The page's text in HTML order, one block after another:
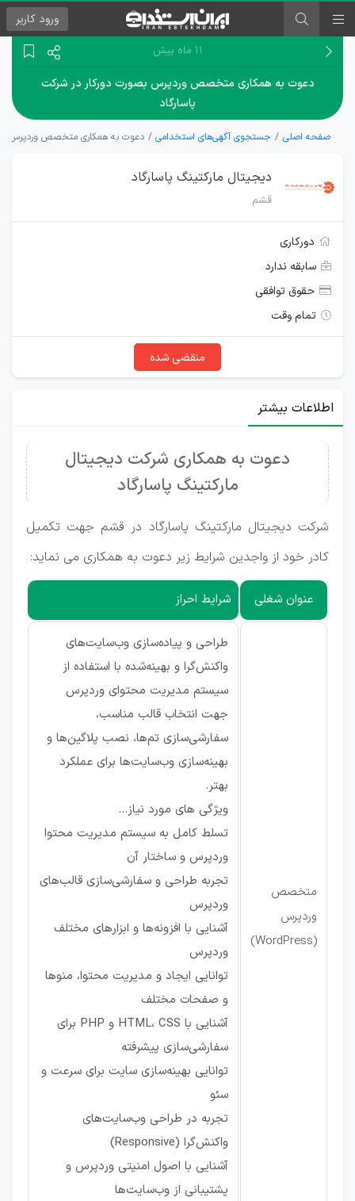
ورود کاربر
۱۱ ماه پیش
دعوت به همکاری متخصص وردپرس بصورت دورکار در شرکت
پاسارگاد
صفحه اصلی جستجوی آگهی‌های استخدامی دعوت به همکاری متخصص وردپرس
دیجیتال مارکتینگ پاسارگاد
قشم
دورکاری
سابقه ندارد
حقوق توافقی
تمام وقت
منقضی شده
اطلاعات بیشتر
دعوت به همکاری شرکت دیجیتال
مارکتینگ پاسارگاد
شرکت دیجیتال مارکتینگ پاسارگاد در قشم جهت تکمیل
کادر خود از واجدین شرایط زیر دعوت به همکاری می نماید:
عنوان شغلی شرایط احراز
متخصص
وردپرس
(WordPress)
طراحی و پیاده‌سازی وب‌سایت‌های
واکنش‌گرا و بهینه‌شده با استفاده از
سیستم مدیریت محتوای وردپرس
جهت انتخاب قالب مناسب،
سفارشی‌سازی تم‌ها، نصب پلاگین‌ها و
بهینه‌سازی وب‌سایت‌ها برای عملکرد
بهتر.
ویژگی های مورد نیاز...
تسلط کامل به سیستم مدیریت محتوا
وردپرس و ساختار آن
تجربه طراحی و سفارشی‌سازی قالب‌های
وردپرس
آشنایی با افزونه‌ها و ابزارهای مختلف
وردپرس
توانایی ایجاد و مدیریت محتوا، منوها
و صفحات مختلف
آشنایی با HTML، CSS و PHP برای
سفارشی‌سازی پیشرفته
توانایی بهینه‌سازی سایت برای سرعت و
سئو
تجربه در طراحی وب‌سایت‌های
واکنش‌گرا (Responsive)
آشنایی با اصول امنیتی وردپرس و
پشتیبانی از وب‌سایت‌ها